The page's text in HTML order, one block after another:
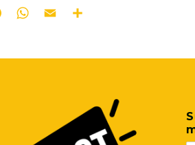
FacebookWhatsApp
Email